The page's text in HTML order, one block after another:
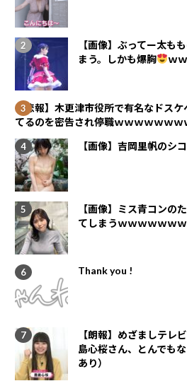
【画像】ぶってー太も
まう。しかも爆胸
ｗ
【悲報】木更津市役所で有名なドス
てるのを密告され停職ｗｗｗｗｗｗｗ
【画像】吉岡里帆の
【画像】ミス青コンの
てしまうｗｗｗｗｗｗ
Thank you !
【朗報】めざましテレ
島心桜さん、とんでも
あり）